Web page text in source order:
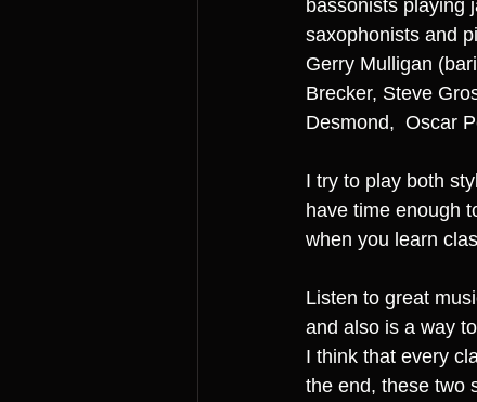
bassonists playing
saxophonists and
Gerry Mulligan
Brecker, Steve
Desmond,  Oscar
I try to play both
have time enough
when you learn
Listen to great
and also is a way
I think that every
the end, these two